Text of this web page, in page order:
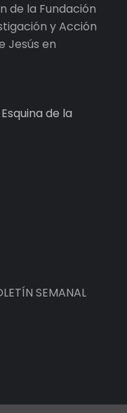
de la Fundación
y Acción
Jesús en
de la
SEMANAL